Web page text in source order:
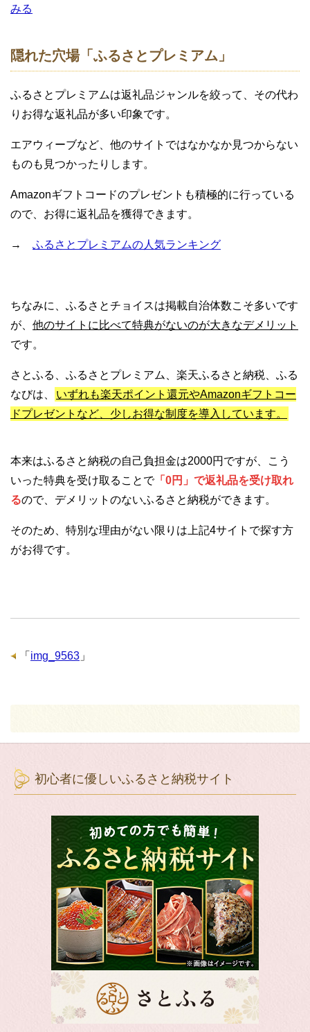
みる
隠れた穴場「ふるさとプレミアム」
ふるさとプレミアムは返礼品ジャンルを絞って、その代わ
りお得な返礼品が多い印象です。
エアウィーブなど、他のサイトではなかなか見つからない
ものも見つかったりします。
Amazonギフトコードのプレゼントも積極的に行っている
ので、お得に返礼品を獲得できます。
→ ふるさとプレミアムの人気ランキング
ちなみに、ふるさとチョイスは掲載自治体数こそ多いです
が、 他のサイトに比べて特典がないのが大きなデメリット
です。
さとふる、ふるさとプレミアム、楽天ふるさと納税、ふる
なびは、
いずれも楽天ポイント還元やAmazonギフトコー
ドプレゼントなど、少しお得な制度を導入しています。
本来はふるさと納税の自己負担金は2000円ですが、こう
いった特典を受け取ることで「0円」で返礼品を受け取れ
るので、デメリットのないふるさと納税ができます。
そのため、特別な理由がない限りは上記4サイトで探す方
がお得です。
「 img_9563 」
初心者に優しいふるさと納税サイト